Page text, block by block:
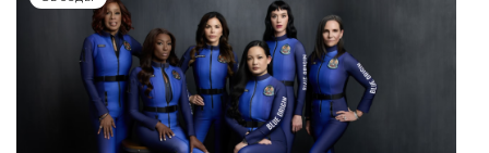
WOMEN’S WORLD: в Москве прошел
запуск нового женского клуба